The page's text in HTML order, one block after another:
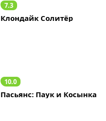
7.3
Клондайк Солитёр
10.0
Пасьянс: Паук и Косынка